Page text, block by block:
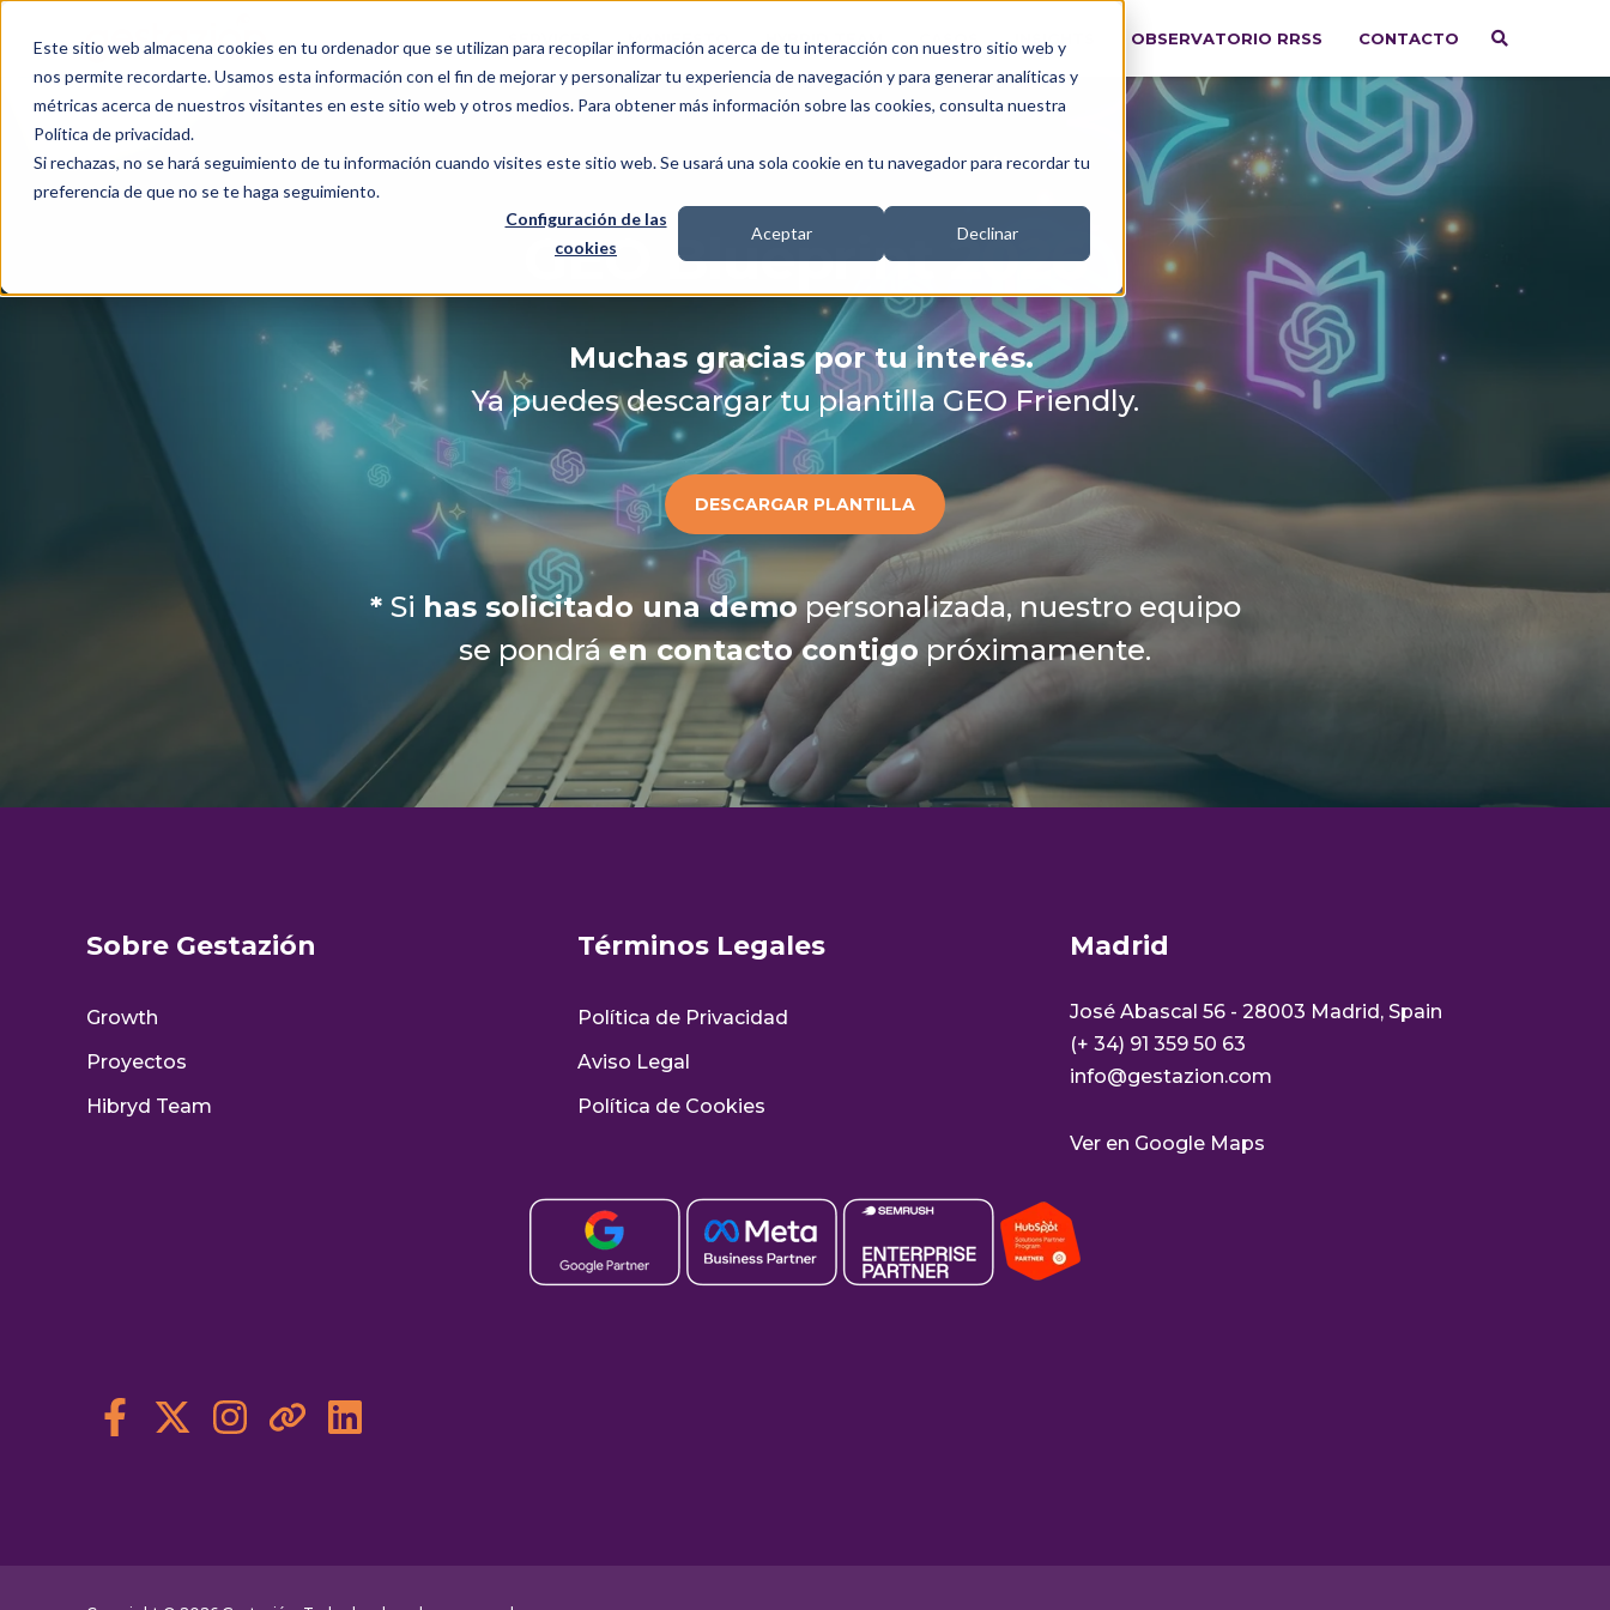
Este sitio web almacena cookies en tu ordenador que se utilizan para recopilar información acerca de tu interacción con nuestro sitio web y
nos permite recordarte. Usamos esta información con el fin de mejorar y personalizar tu experiencia de navegación y para generar analíticas y
métricas acerca de nuestros visitantes en este sitio web y otros medios. Para obtener más información sobre las cookies, consulta nuestra
Política de privacidad.
Si rechazas, no se hará seguimiento de tu información cuando visites este sitio web. Se usará una sola cookie en tu navegador para recordar tu
preferencia de que no se te haga seguimiento.
Configuración de las
cookies
Aceptar Declinar
MANIFESTO HYBRID TEAM INSIGHTS OBSERVATORIO RRSS CONTACTO
GEO Blueprint 2026
Muchas gracias por tu interés.
Ya puedes descargar tu plantilla GEO Friendly.
DESCARGAR PLANTILLA
* Si has solicitado una demo personalizada, nuestro equipo
se pondráen contacto contigo próximamente.
Sobre Gestazión
Growth
Proyectos
Hibryd Team
Términos Legales
Política de Privacidad
Aviso Legal
Política de Cookies
Madrid
José Abascal 56 - 28003 Madrid, Spain
(+ 34) 91 359 50 63
info@gestazion.com
Ver en Google Maps